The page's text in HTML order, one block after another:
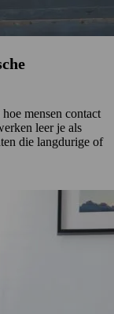
mensen contact
leer je als
die langdurige of